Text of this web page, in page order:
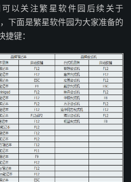
以关注繁星软件园后续关于
下面是繁星软件园为大家准备的
键：